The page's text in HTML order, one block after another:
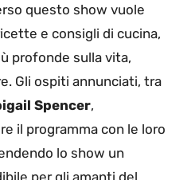
questo show vuole
e consigli di cucina,
profonde sulla vita,
Gli ospiti annunciati, tra
Spencer,
il programma con le loro
lo show un
per gli amanti del